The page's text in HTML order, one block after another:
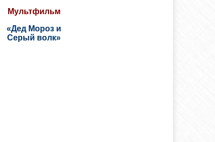
Мультфильм
«Дед Мороз и
Серый волк»